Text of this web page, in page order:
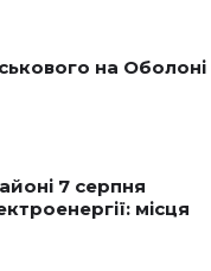
на Оболоні
7 серпня
місця